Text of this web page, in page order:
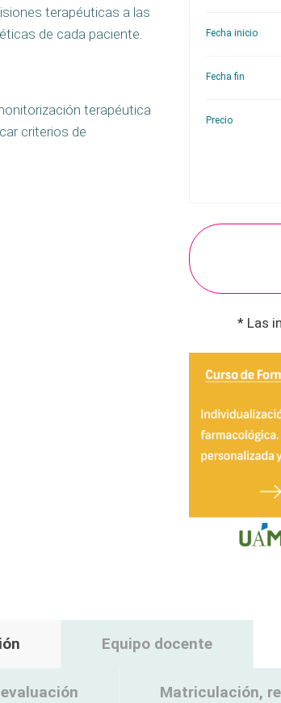
terapéuticas a las
de cada paciente.
terapéutica
criterios de
Fecha inicio
Fecha fin
Precio
* Las
Equipo docente
Matriculación,